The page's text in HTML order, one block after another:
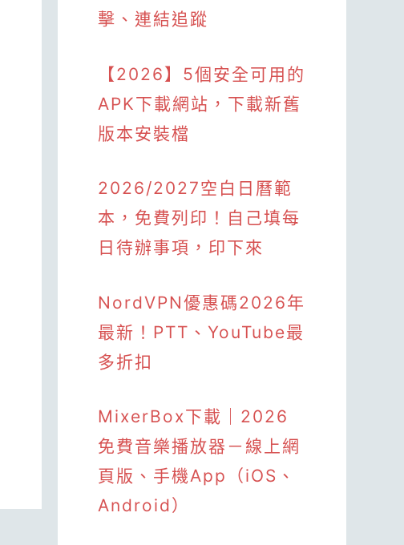
擊、連結追蹤
【2026】5個安全可用的
APK下載網站，下載新舊
版本安裝檔
2026/2027空白日曆範
本，免費列印！自己填每
日待辦事項，印下來
NordVPN優惠碼2026年
最新！PTT、YouTube最
多折扣
MixerBox下載｜2026
免費音樂播放器－線上網
頁版、手機App（iOS、
Android）